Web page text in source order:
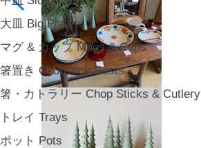
大皿 Big Plate
マグ & カップ Mugs & Cups
箸置き Chopstick Rests
箸・カトラリー Chop Sticks & Cutlery
トレイ Trays
ポット Pots